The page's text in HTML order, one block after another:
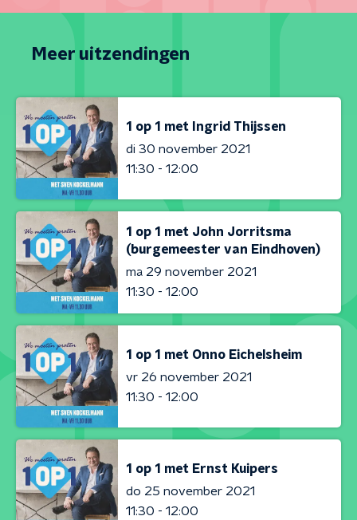
Meer uitzendingen
1 op 1 met Ingrid Thijssen
di 30 november 2021
11:30 - 12:00
1 op 1 met John Jorritsma
(burgemeester van Eindhoven)
ma 29 november 2021
11:30 - 12:00
1 op 1 met Onno Eichelsheim
vr 26 november 2021
11:30 - 12:00
1 op 1 met Ernst Kuipers
do 25 november 2021
11:30 - 12:00